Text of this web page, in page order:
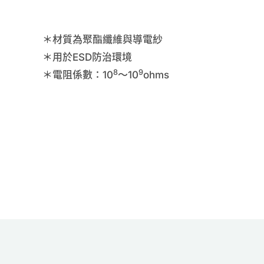
＊材質為聚酯纖維與導電紗
＊用於ESD防治環境
＊電阻係數：108～109ohms